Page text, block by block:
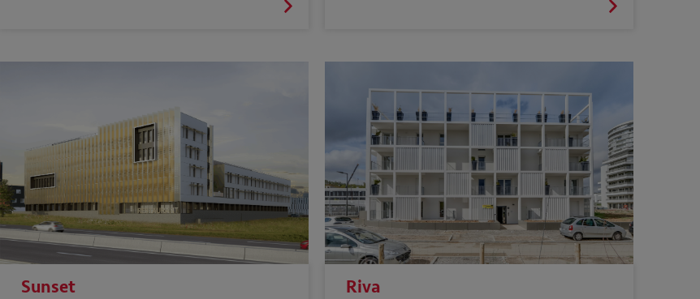
Sunset Riva